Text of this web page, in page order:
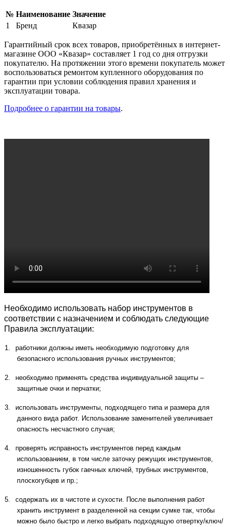
№ Наименование Значение
1
Бренд Квазар
Гарантийный срок всех товаров, приобретённых в интернет-
магазине ООО «Квазар» составляет 1 год со дня отгрузки
покупателю. На протяжении этого времени покупатель может
воспользоваться ремонтом купленного оборудования по
гарантии при условии соблюдения правил хранения и
эксплуатации товара.
Подробнее о гарантии на товары.
Необходимо использовать набор инструментов в
соответствии с назначением и соблюдать следующие
Правила эксплуатации:
1.
работники должны иметь необходимую подготовку для
безопасного использования ручных инструментов;
2.
необходимо применять средства индивидуальной защиты –
защитные очки и перчатки;
3.
использовать инструменты, подходящего типа и размера для
данного вида работ. Использование заменителей увеличивает
опасность несчастного случая;
4.
проверять исправность инструментов перед каждым
использованием, в том числе заточку режущих инструментов,
изношенность губок гаечных ключей, трубных инструментов,
плоскогубцев и пр.;
5.
содержать их в чистоте и сухости. После выполнения работ
хранить инструмент в разделенной на секции сумке так, чтобы
можно было быстро и легко выбрать подходящую отвертку/ключ/